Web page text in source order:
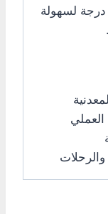
الأسطح المعدنية، وحامل بزاوية 90 درجة لسهولة
والرحلات